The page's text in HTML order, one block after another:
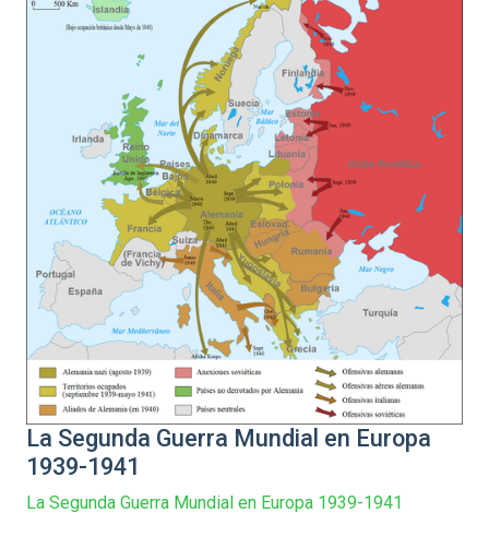
La Segunda Guerra Mundial en Europa
1939-1941
La Segunda Guerra Mundial en Europa 1939-1941